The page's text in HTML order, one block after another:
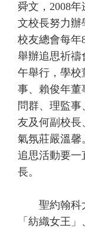
舜文，2008
文校長努力辦
校友總會每年
舉辦追思祈禱
午舉行，學校
事、賴俊年董
問群、理監
友及何副校長
氣氛莊嚴溫馨
追思活動要一
長。
聖約翰科大
「紡織女王